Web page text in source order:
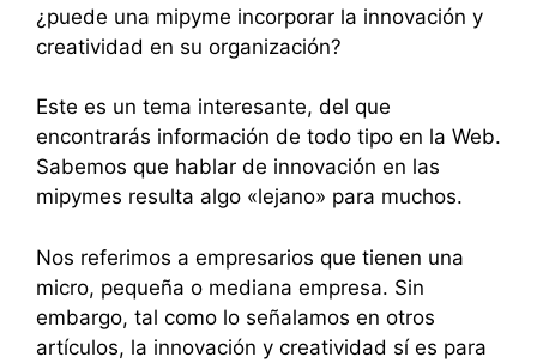
¿puede una mipyme incorporar la innovación y
creatividad en su organización?
Este es un tema interesante, del que
encontrarás información de todo tipo en la Web.
Sabemos que hablar de innovación en las
mipymes resulta algo «lejano» para muchos.
Nos referimos a empresarios que tienen una
micro, pequeña o mediana empresa. Sin
embargo, tal como lo señalamos en otros
artículos, la innovación y creatividad sí es para